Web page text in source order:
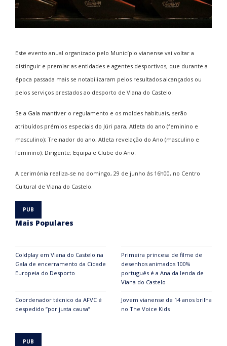
Este evento anual organizado pelo Município vianense vai voltar a
distinguir e premiar as entidades e agentes desportivos, que durante a
época passada mais se notabilizaram pelos resultados alcançados ou
pelos serviços prestados ao desporto de Viana do Castelo.
Se a Gala mantiver o regulamento e os moldes habituais, serão
atribuídos prémios especiais do Júri para, Atleta do ano (feminino e
masculino); Treinador do ano; Atleta revelação do Ano (masculino e
feminino); Dirigente; Equipa e Clube do Ano.
A cerimónia realiza-se no domingo, 29 de junho ás 16h00, no Centro
Cultural de Viana do Castelo.
Mais Populares
Coldplay em Viana do Castelo na
Gala de encerramento da Cidade
Europeia do Desporto
Primeira princesa de filme de
desenhos animados 100%
português é a Ana da lenda de
Viana do Castelo
Coordenador técnico da AFVC é
despedido “por justa causa”
Jovem vianense de 14 anos brilha
no The Voice Kids